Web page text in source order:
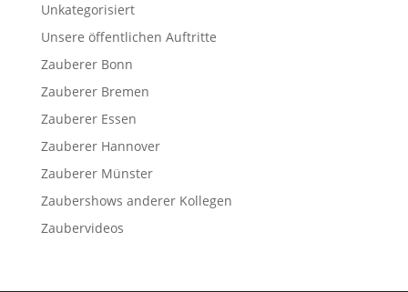
Unkategorisiert
Unsere öffentlichen Auftritte
Zauberer Bonn
Zauberer Bremen
Zauberer Essen
Zauberer Hannover
Zauberer Münster
Zaubershows anderer Kollegen
Zaubervideos